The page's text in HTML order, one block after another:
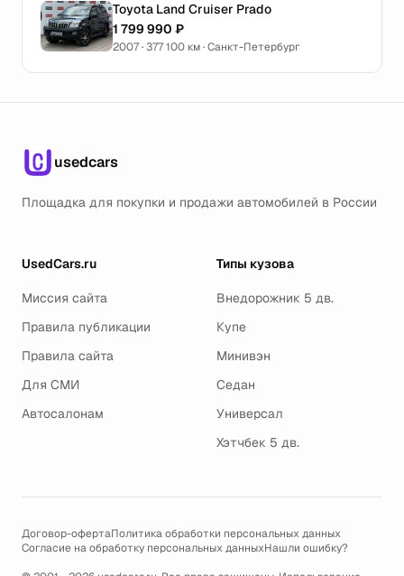
Toyota Land Cruiser Prado
1 799 990 ₽
2007 · 377 100 км · Санкт-Петербург
usedcars
Площадка для покупки и продажи автомобилей в России
UsedCars.ru
Миссия сайта
Правила публикации
Правила сайта
Для СМИ
Автосалонам
Типы кузова
Внедорожник 5 дв.
Купе
Минивэн
Седан
Универсал
Хэтчбек 5 дв.
Договор-офертаПолитика обработки персональных данных
Согласие на обработку персональных данныхНашли ошибку?